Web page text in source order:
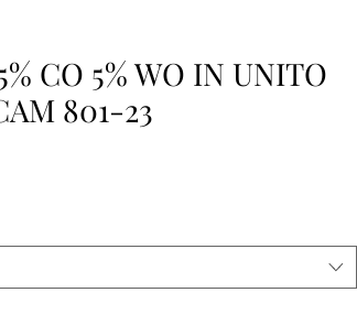
CO 5% WO IN UNITO
801-23